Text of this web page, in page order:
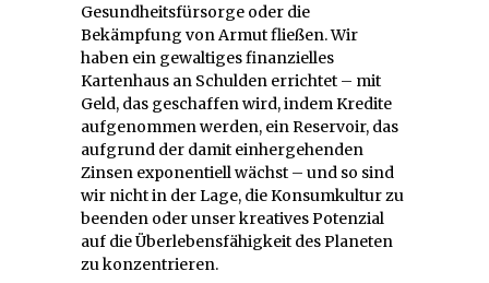
Gesundheitsfürsorge oder die
Bekämpfung von Armut fließen. Wir
haben ein gewaltiges finanzielles
Kartenhaus an Schulden errichtet – mit
Geld, das geschaffen wird, indem Kredite
aufgenommen werden, ein Reservoir, das
aufgrund der damit einhergehenden
Zinsen exponentiell wächst – und so sind
wir nicht in der Lage, die Konsumkultur zu
beenden oder unser kreatives Potenzial
auf die Überlebensfähigkeit des Planeten
zu konzentrieren.